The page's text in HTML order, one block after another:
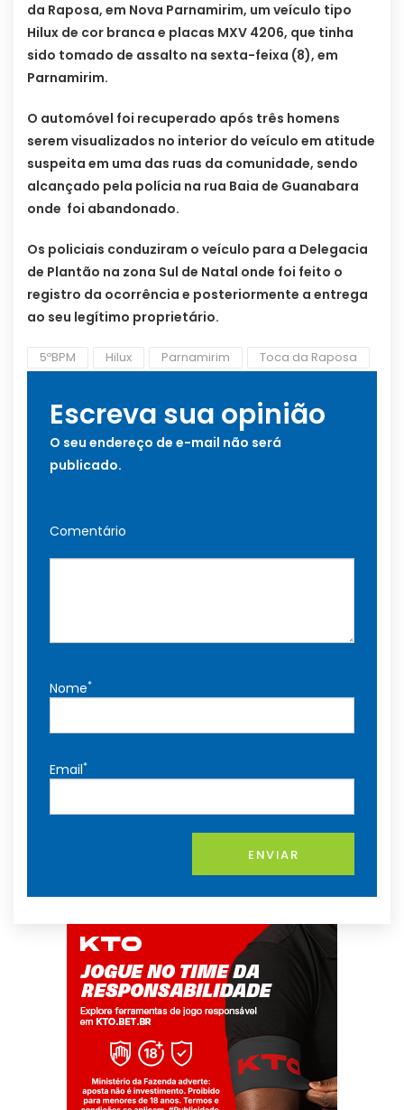
da Raposa, em Nova Parnamirim, um veículo tipo
Hilux de cor branca e placas MXV 4206, que tinha
sido tomado de assalto na sexta-feixa (8), em
Parnamirim.
O automóvel foi recuperado após três homens
serem visualizados no interior do veículo em atitude
suspeita em uma das ruas da comunidade, sendo
alcançado pela polícia na rua Baia de Guanabara
onde foi abandonado.
Os policiais conduziram o veículo para a Delegacia
de Plantão na zona Sul de Natal onde foi feito o
registro da ocorrência e posteriormente a entrega
ao seu legítimo proprietário.
5ºBPM Hilux Parnamirim Toca da Raposa
Escreva sua opinião
O seu endereço de e-mail não será
publicado.
Comentário
Nome*
Email*
ENVIAR